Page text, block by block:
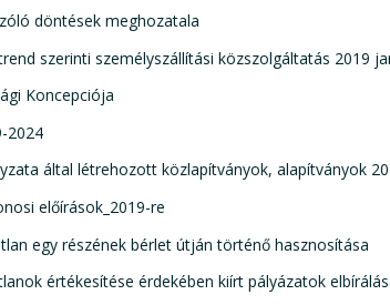
döntések meghozatala
szerinti személyszállítási közszolgáltatás 2019
Koncepciója
2024
által létrehozott közlapítványok, alapítványok
előírások_2019-re
egy részének bérlet útján történő hasznosítása
értékesítése érdekében kiírt pályázatok